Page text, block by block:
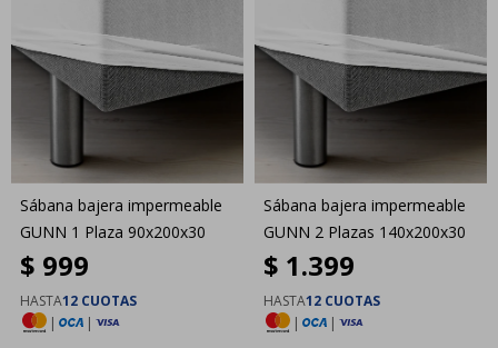
Sábana bajera impermeable
GUNN 1 Plaza 90x200x30
$ 999
HASTA12 CUOTAS
|
|
Sábana bajera impermeable
GUNN 2 Plazas 140x200x30
$ 1.399
HASTA12 CUOTAS
|
|